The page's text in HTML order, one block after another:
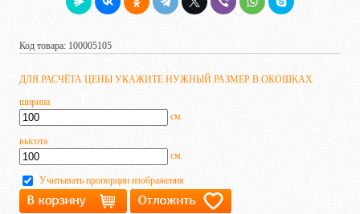
Код товара: 100005105
ДЛЯ РАСЧЁТА ЦЕНЫ УКАЖИТЕ НУЖНЫЙ РАЗМЕР В ОКОШКАХ
ширина
см.
высота
см.
Учитывать пропорции изображения